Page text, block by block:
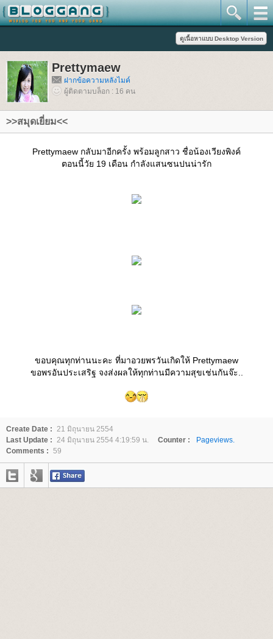
Prettymaew
ฝากข้อความหลังไมค์
ผู้ติดตามบล็อก : 16 คน
>>สมุดเยี่ยม<<
Prettymaew กลับมาอีกครั้ง พร้อมลูกสาว ชื่อน้องเวียงพิงค์
ตอนนี้วัย 19 เดือน กำลังแสนซนปนน่ารัก
ขอบคุณทุกท่านนะคะ ที่มาอวยพรวันเกิดให้ Prettymaew
ขอพรอันประเสริฐ จงส่งผลให้ทุกท่านมีความสุขเช่นกันจ๊ะ..
Create Date : 21 มิถุนายน 2554
Last Update : 24 มิถุนายน 2554 4:19:59 น. Counter :
Pageviews.
Comments : 59